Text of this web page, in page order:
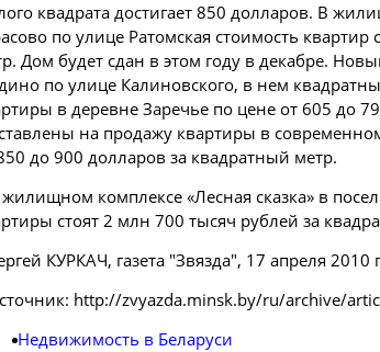
квадрата достигает 850 долларов. В
по улице Ратомская стоимость
Дом будет сдан в этом году в декабре.
по улице Калиновского, в нем
в деревне Заречье по цене от 605 до
на продажу квартиры в
до 900 долларов за квадратный метр.
комплексе «Лесная сказка» в
стоят 2 млн 700 тысяч рублей за
КУРКАЧ, газета "Звязда", 17 апреля 2010
http://zvyazda.minsk.by/ru/archive/
Недвижимость в Беларуси